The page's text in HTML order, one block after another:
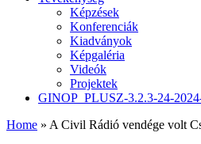
Képzések
Konferenciák
Kiadványok
Képgaléria
Videók
Projektek
GINOP_PLUSZ-3.2.3-24-
Home » A Civil Rádió vendége volt